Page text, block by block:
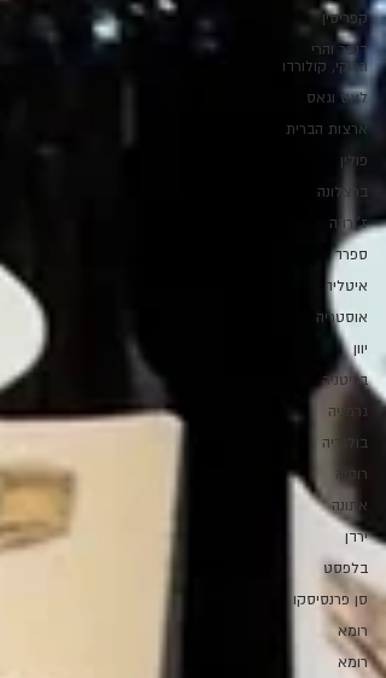
קפריסין
דנבר והרי
הרוקי, קולורדו
לאס וגאס
ארצות הברית
פולין
ברצלונה
ז'ירונה
ספרד
איטליה
אוסטריה
יוון
בריטניה
גרמניה
בולגריה
רוסיה
אתונה
ירדן
בלפסט
סן פרנסיסקו
רומא
רומא